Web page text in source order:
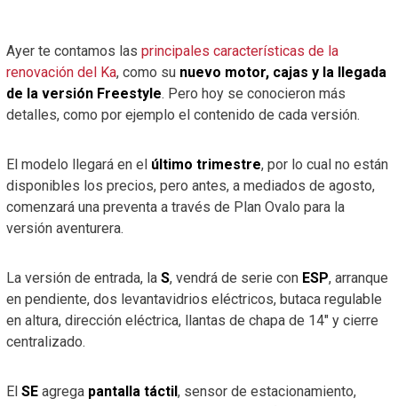
Ayer te contamos las principales características de la
renovación del Ka, como su nuevo motor, cajas y la llegada
de la versión Freestyle. Pero hoy se conocieron más
detalles, como por ejemplo el contenido de cada versión.
El modelo llegará en elúltimo trimestre, por lo cual no están
disponibles los precios, pero antes, a mediados de agosto,
comenzará una preventa a través de Plan Ovalo para la
versión aventurera.
La versión de entrada, laS, vendrá de serie conESP, arranque
en pendiente, dos levantavidrios eléctricos, butaca regulable
en altura, dirección eléctrica, llantas de chapa de 14″ y cierre
centralizado.
El SEagrega pantalla táctil, sensor de estacionamiento,